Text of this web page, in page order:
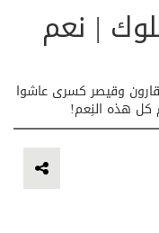
| نعم
وقيصر كسرى عاشوا
كل هذه النِعم!